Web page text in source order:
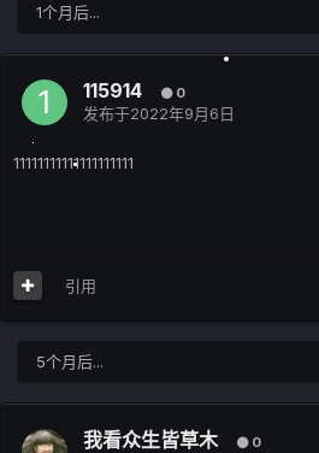
1个月后...
115914 0
发布于2022年9月6日
11111111111111111111
引用
5个月后...
我看众生皆草木 0